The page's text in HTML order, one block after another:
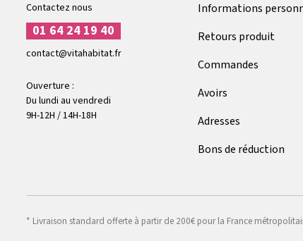
Contactez nous
01 64 24 19 40
contact@vitahabitat.fr
Ouverture :
Du lundi au vendredi
9H-12H / 14H-18H
Informations
Retours produit
Commandes
Avoirs
Adresses
Bons de réduction
* Livraison standard offerte à partir de 200€ pour la France